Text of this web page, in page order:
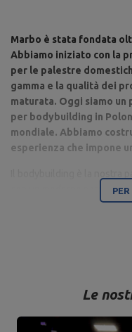
Marbo è stata fondata
Abbiamo iniziato con la
per le palestre
gamma e la qualità dei
maturata. Oggi siamo
per bodybuilding in
mondiale. Abbiamo
esperienza che impone
con un moderno parco
attrezzature di altissima
le forme di vendita online
aziendale tutte le strade
Le